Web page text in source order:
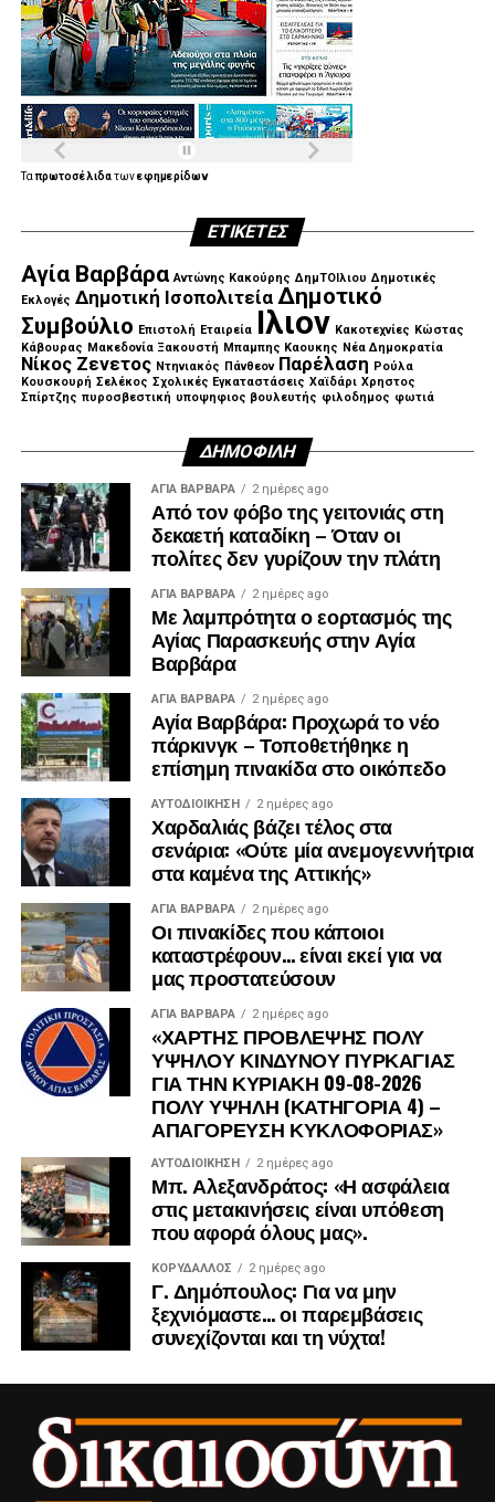
Ταπρωτοσέλιδατωνεφημερίδων
ΕΤΙΚΈΤΕΣ
Αγία Βαρβάρα Αντώνης Κακούρης ΔημΤΟΙλιου Δημοτικές
Εκλογές Δημοτική Ισοπολιτεία Δημοτικό
Συμβούλιο Επιστολή Εταιρεία Ιλιον Κακοτεχνίες Κώστας
Κάβουρας Μακεδονία Ξακουστή Μπαμπης Καουκης Νέα Δημοκρατία
Νίκος Ζενετος Ντηνιακός Πάνθεον Παρέλαση Ρούλα
Κουσκουρή Σελέκος Σχολικές Εγκαταστάσεις Χαϊδάρι Χρηστος
Σπίρτζης πυροσβεστική υποψηφιος βουλευτής φιλοδημος φωτιά
ΔΗΜΟΦΙΛΉ
ΑΓΙΑ ΒΑΡΒΑΡΑ 2 ημέρες ago
Από τον φόβο της γειτονιάς στη
δεκαετή καταδίκη – Όταν οι
πολίτες δεν γυρίζουν την πλάτη
ΑΓΙΑ ΒΑΡΒΑΡΑ 2 ημέρες ago
Με λαμπρότητα ο εορτασμός της
Αγίας Παρασκευής στην Αγία
Βαρβάρα
ΑΓΙΑ ΒΑΡΒΑΡΑ 2 ημέρες ago
Αγία Βαρβάρα: Προχωρά το νέο
πάρκινγκ – Τοποθετήθηκε η
επίσημη πινακίδα στο οικόπεδο
ΑΥΤΟΔΙΟΊΚΗΣΗ 2 ημέρες ago
Χαρδαλιάς βάζει τέλος στα
σενάρια: «Ούτε μία ανεμογεννήτρια
στα καμένα της Αττικής»
ΑΓΙΑ ΒΑΡΒΑΡΑ 2 ημέρες ago
Οι πινακίδες που κάποιοι
καταστρέφουν… είναι εκεί για να
μας προστατεύσουν
ΑΓΙΑ ΒΑΡΒΑΡΑ 2 ημέρες ago
«ΧΑΡΤΗΣ ΠΡΟΒΛΕΨΗΣ ΠΟΛΥ
ΥΨΗΛΟΥ ΚΙΝΔΥΝΟΥ ΠΥΡΚΑΓΙΑΣ
ΓΙΑ ΤΗΝ ΚΥΡΙΑΚΗ 09-08-2026
ΠΟΛΥ ΥΨΗΛΗ (ΚΑΤΗΓΟΡΙΑ 4) –
ΑΠΑΓΟΡΕΥΣΗ ΚΥΚΛΟΦΟΡΙΑΣ»
ΑΥΤΟΔΙΟΊΚΗΣΗ 2 ημέρες ago
Μπ. Αλεξανδράτος: «Η ασφάλεια
στις μετακινήσεις είναι υπόθεση
που αφορά όλους μας».
ΚΟΡΥΔΑΛΛΟΣ 2 ημέρες ago
Γ. Δημόπουλος: Για να μην
ξεχνιόμαστε… οι παρεμβάσεις
συνεχίζονται και τη νύχτα!